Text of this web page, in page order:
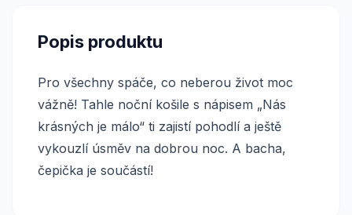
Popis produktu
Pro všechny spáče, co neberou život moc
vážně! Tahle noční košile s nápisem „Nás
krásných je málo“ ti zajistí pohodlí a ještě
vykouzlí úsměv na dobrou noc. A bacha,
čepička je součástí!